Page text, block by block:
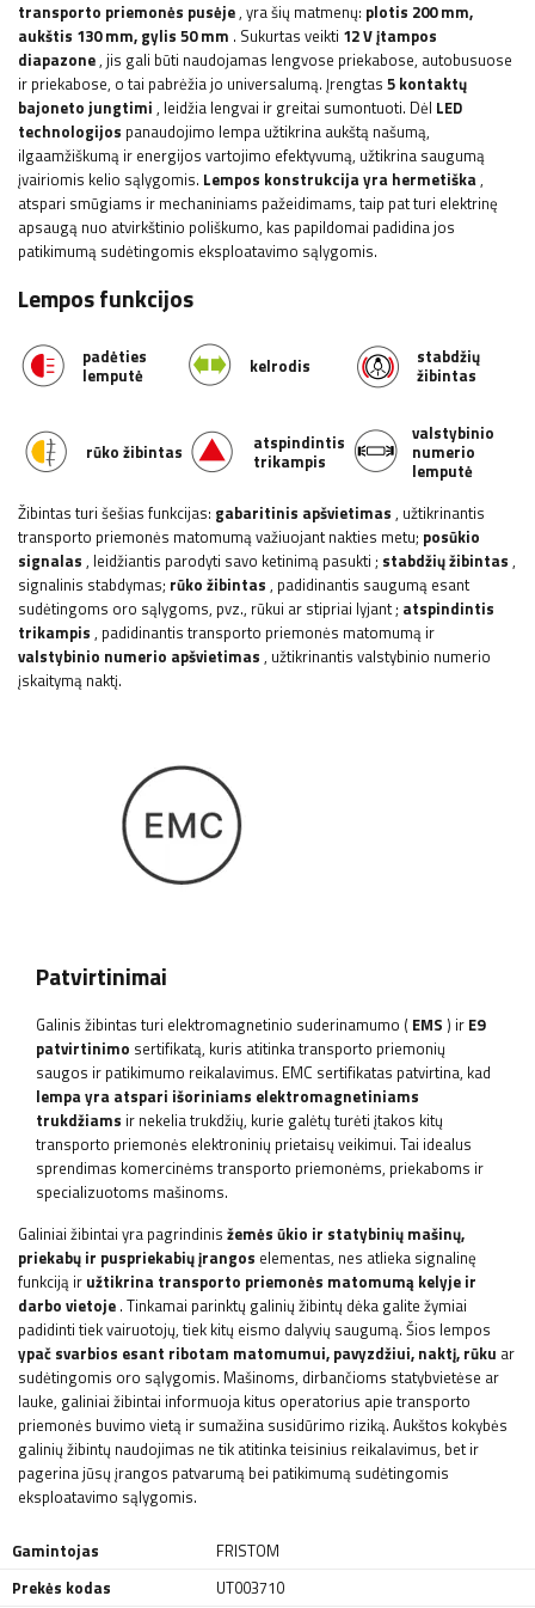
transporto priemonės pusėje, yra šių matmenų: plotis 200 mm,
aukštis 130 mm, gylis 50 mm . Sukurtas veikti 12 V įtampos
diapazone, jis gali būti naudojamas lengvose priekabose, autobusuose
ir priekabose, o tai pabrėžia jo universalumą. Įrengtas 5 kontaktų
bajoneto jungtimi , leidžia lengvai ir greitai sumontuoti. Dėl LED
technologijos panaudojimo lempa užtikrina aukštą našumą,
ilgaamžiškumą ir energijos vartojimo efektyvumą, užtikrina saugumą
įvairiomis kelio sąlygomis. Lempos konstrukcija yra hermetiška,
atspari smūgiams ir mechaniniams pažeidimams, taip pat turi elektrinę
apsaugą nuo atvirkštinio poliškumo, kas papildomai padidina jos
patikimumą sudėtingomis eksploatavimo sąlygomis.
Lempos funkcijos
padėties
lemputė
kelrodis
stabdžių
žibintas
rūko žibintas
atspindintis
trikampis
valstybinio
numerio
lemputė
Žibintas turi šešias funkcijas: gabaritinis apšvietimas , užtikrinantis
transporto priemonės matomumą važiuojant nakties metu; posūkio
signalas , leidžiantis parodyti savo ketinimą pasukti ; stabdžių žibintas ,
signalinis stabdymas; rūko žibintas , padidinantis saugumą esant
sudėtingoms oro sąlygoms, pvz., rūkui ar stipriai lyjant; atspindintis
trikampis , padidinantis transporto priemonės matomumą ir
valstybinio numerio apšvietimas , užtikrinantis valstybinio numerio
įskaitymą naktį.
Patvirtinimai
Galinis žibintas turi elektromagnetinio suderinamumo ( EMS ) ir E9
patvirtinimo sertifikatą, kuris atitinka transporto priemonių
saugos ir patikimumo reikalavimus. EMC sertifikatas patvirtina, kad
lempa yra atspari išoriniams elektromagnetiniams
trukdžiams ir nekelia trukdžių, kurie galėtų turėti įtakos kitų
transporto priemonės elektroninių prietaisų veikimui. Tai idealus
sprendimas komercinėms transporto priemonėms, priekaboms ir
specializuotoms mašinoms.
Galiniai žibintai yra pagrindinis žemės ūkio ir statybinių mašinų,
priekabų ir puspriekabių įrangos elementas, nes atlieka signalinę
funkciją ir užtikrina transporto priemonės matomumą kelyje ir
darbo vietoje . Tinkamai parinktų galinių žibintų dėka galite žymiai
padidinti tiek vairuotojų, tiek kitų eismo dalyvių saugumą. Šios lempos
ypač svarbios esant ribotam matomumui, pavyzdžiui, naktį, rūku ar
sudėtingomis oro sąlygomis. Mašinoms, dirbančioms statybvietėse ar
lauke, galiniai žibintai informuoja kitus operatorius apie transporto
priemonės buvimo vietą ir sumažina susidūrimo riziką. Aukštos kokybės
galinių žibintų naudojimas ne tik atitinka teisinius reikalavimus, bet ir
pagerina jūsų įrangos patvarumą bei patikimumą sudėtingomis
eksploatavimo sąlygomis.
Gamintojas
FRISTOM
Prekės kodas
UT003710